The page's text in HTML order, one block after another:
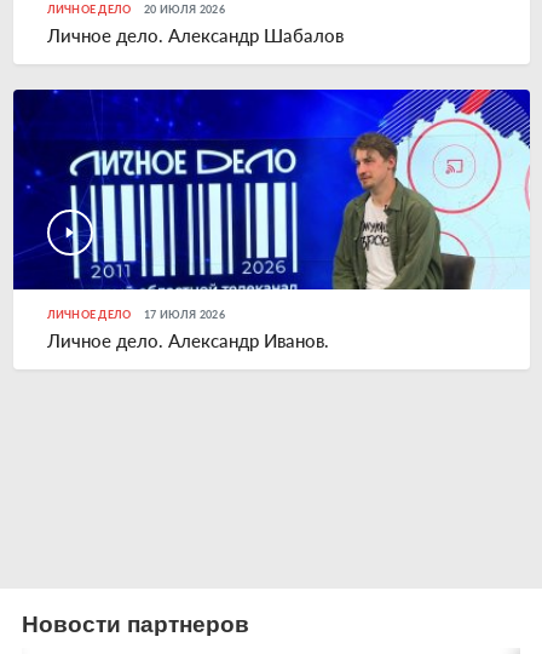
ЛИЧНОЕ ДЕЛО 20 ИЮЛЯ 2026
Личное дело. Александр Шабалов
ЛИЧНОЕ ДЕЛО 17 ИЮЛЯ 2026
Личное дело. Александр Иванов.
Новости партнеров